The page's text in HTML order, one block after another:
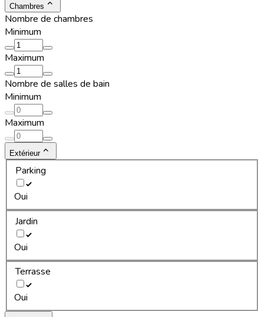
Chambres
Nombre de chambres
Minimum
Maximum
Nombre de salles de bain
Minimum
Maximum
Extérieur
Parking
Oui
Jardin
Oui
Terrasse
Oui